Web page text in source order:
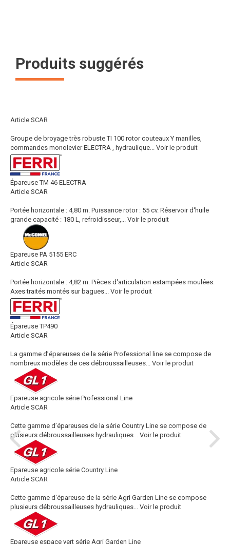
Produits suggérés
Article SCAR
Groupe de broyage très robuste TI 100 rotor couteaux Y manilles,
commandes monolevier ELECTRA , hydraulique... Voir le produit
Épareuse TM 46 ELECTRA
Article SCAR
Portée horizontale : 4,80 m. Puissance rotor : 55 cv. Réservoir d'huile
grande capacité : 180 L, refroidisseur,... Voir le produit
Epareuse PA 5155 ERC
Article SCAR
Portée horizontale : 4,82 m. Pièces d'articulation estampées moulées.
Axes traités montés sur bagues... Voir le produit
Épareuse TP490
Article SCAR
La gamme d’épareuses de la série Professional line se compose de
nombreux modèles de ces débroussailleuses... Voir le produit
Epareuse agricole série Professional Line
Article SCAR
Cette gamme d’épareuses de la série Country Line se compose de
plusieurs débroussailleuses hydrauliques... Voir le produit
Epareuse agricole série Country Line
Article SCAR
Cette gamme d'épareuse de la série Agri Garden Line se compose
plusieurs débroussailleuses hydrauliques... Voir le produit
Epareuse espace vert série Agri Garden Line